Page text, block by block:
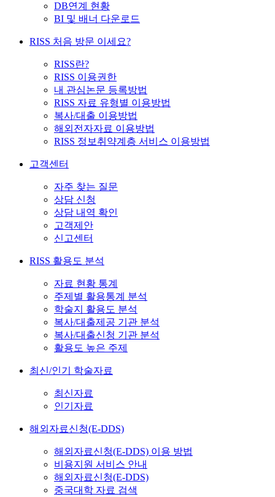
DB연계 현황
BI 및 배너 다운로드
RISS 처음 방문 이세요?
RISS란?
RISS 이용권한
내 관심논문 등록방법
RISS 자료 유형별 이용방법
복사/대출 이용방법
해외전자자료 이용방법
RISS 정보취약계층 서비스 이용방법
고객센터
자주 찾는 질문
상담 신청
상담 내역 확인
고객제안
신고센터
RISS 활용도 분석
자료 현황 통계
주제별 활용통계 분석
학술지 활용도 분석
복사/대출제공 기관 분석
복사/대출신청 기관 분석
활용도 높은 주제
최신/인기 학술자료
최신자료
인기자료
해외자료신청(E-DDS)
해외자료신청(E-DDS) 이용 방법
비용지원 서비스 안내
해외자료신청(E-DDS)
중국대학 자료 검색